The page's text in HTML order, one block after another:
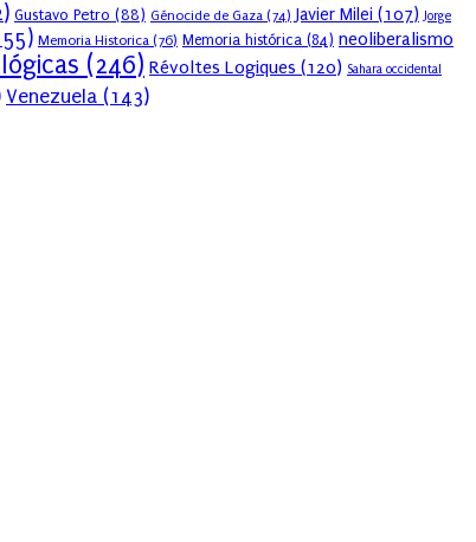
Gustavo Petro (88) Génocide de Gaza (74) Javier Milei (107) Jorge
Memoria Historica (76) Memoria histórica (84) neoliberalismo
(246) Révoltes Logiques (120) Sahara occidental
Venezuela (143)